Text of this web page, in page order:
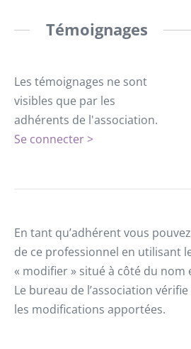
Témoignages
Les témoignages ne sont
visibles que par les
adhérents de l'association.
Se connecter >
En tant qu’adhérent vous
de ce professionnel en utilisant
« modifier » situé à côté du nom
Le bureau de l’association
les modifications apportées.